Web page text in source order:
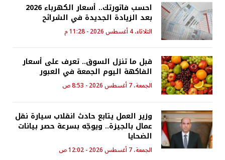
احسب فاتورتك.. أسعار الكهرباء 2026
بعد الزيادة الجديدة في الشرائح
الثلاثاء، 4 أغسطس 2026 - 11:28 م
قبل ما تنزل السوق.. تعرف على أسعار
الفاكهة اليوم الجمعة في العبور
الجمعة، 7 أغسطس 2026 - 8:53 ص
وزير العمل يتابع حادث انقلاب سيارة نقل
عمال بالجيزة.. ويوجّه بسرعة حصر بيانات
الضحايا
الجمعة، 7 أغسطس 2026 - 12:02 ص